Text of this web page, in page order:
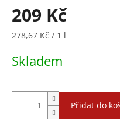
209 Kč
Měrná
278,67 Kč / 1 l
Skladem
Přidat do